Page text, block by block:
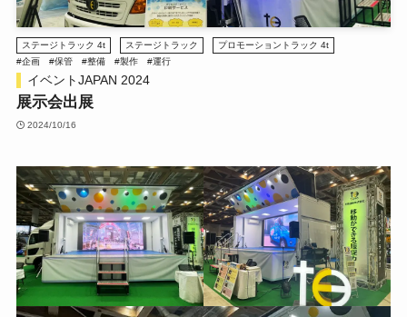
ステージトラック 4t ステージトラック
プロモーショントラック 4t
#企画
#保管 #整備 #製作 #運行
イベントJAPAN 2024
展示会出展
2024/10/16